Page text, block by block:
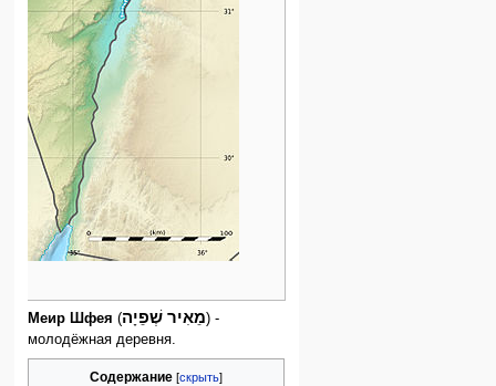
Меир Шфея (מֵאִיר שְׁפֵיָה) -
молодёжная деревня.
Содержание